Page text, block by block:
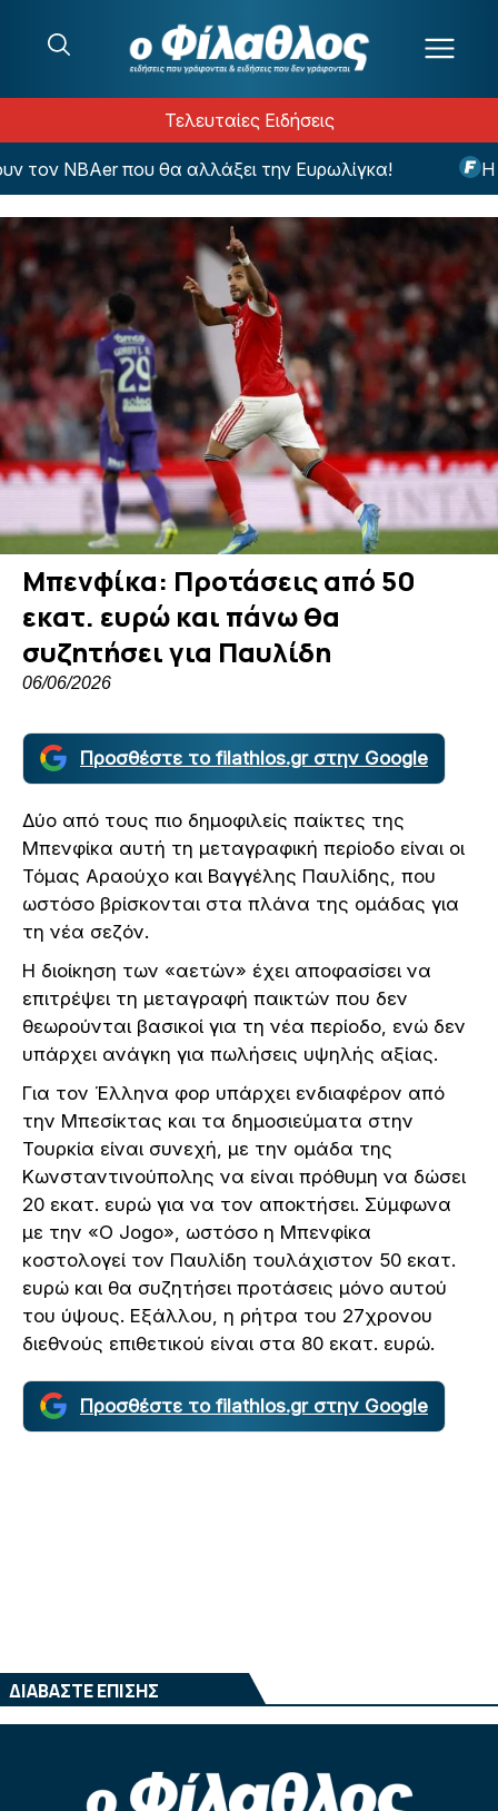
Τελευταίες Ειδήσεις
NBAer που θα αλλάξει την Ευρωλίγκα! Η
Μπενφίκα: Προτάσεις από 50
εκατ. ευρώ και πάνω θα
συζητήσει για Παυλίδη
06/06/2026
Προσθέστε το filathlos.gr στην Google
Δύο από τους πιο δημοφιλείς παίκτες της
Μπενφίκα αυτή τη μεταγραφική περίοδο είναι οι
Τόμας Αραούχο και Βαγγέλης Παυλίδης, που
ωστόσο βρίσκονται στα πλάνα της ομάδας για
τη νέα σεζόν.
Η διοίκηση των «αετών» έχει αποφασίσει να
επιτρέψει τη μεταγραφή παικτών που δεν
θεωρούνται βασικοί για τη νέα περίοδο, ενώ δεν
υπάρχει ανάγκη για πωλήσεις υψηλής αξίας.
Για τον Έλληνα φορ υπάρχει ενδιαφέρον από
την Μπεσίκτας και τα δημοσιεύματα στην
Τουρκία είναι συνεχή, με την ομάδα της
Κωνσταντινούπολης να είναι πρόθυμη να δώσει
20 εκατ. ευρώ για να τον αποκτήσει. Σύμφωνα
με την «O Jogo», ωστόσο η Μπενφίκα
κοστολογεί τον Παυλίδη τουλάχιστον 50 εκατ.
ευρώ και θα συζητήσει προτάσεις μόνο αυτού
του ύψους. Εξάλλου, η ρήτρα του 27χρονου
διεθνούς επιθετικού είναι στα 80 εκατ. ευρώ.
Προσθέστε το filathlos.gr στην Google
ΔΙΑΒΑΣΤΕ ΕΠΙΣΗΣ